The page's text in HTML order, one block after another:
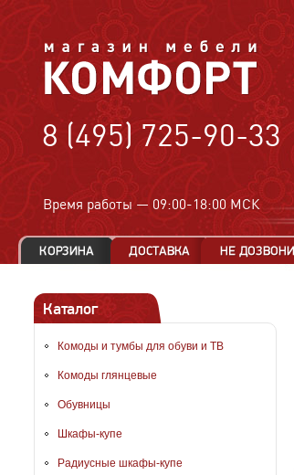
8 (495) 725-90-33
Время работы — 09:00-18:00 МСК
Каталог
Комоды и тумбы для обуви и ТВ
Комоды глянцевые
Обувницы
Шкафы-купе
Радиусные шкафы-купе